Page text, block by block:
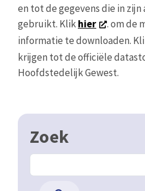
en tot de gegevens die in
gebruikt. Klikhier
. om de
informatie te downloaden.
krijgen tot de officiële
Hoofdstedelijk Gewest.
Zoek